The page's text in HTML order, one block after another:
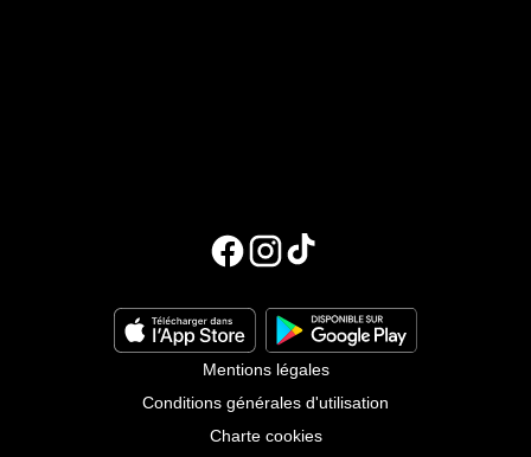
Mentions légales
Conditions générales d'utilisation
Charte cookies